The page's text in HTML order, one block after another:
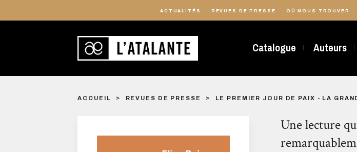
ACTUALITÉS REVUES DE PRESSE OÙ NOUS TROUVER
Catalogue Auteurs
ACCUEIL REVUES DE PRESSE LE PREMIER JOUR DE PAIX - LA
Une lecture